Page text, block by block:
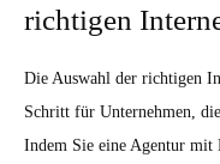
richtigen
Die Auswahl der richtigen
Schritt für Unternehmen,
Indem Sie eine Agentur mit